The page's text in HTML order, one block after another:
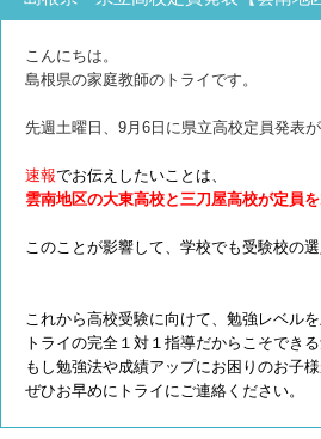
こんにちは。
島根県の家庭教師のトライです。
先週土曜日、9月6日に県立高校定員発表が
速報でお伝えしたいことは、
雲南地区の大東高校と三刀屋高校が定員
このことが影響して、学校でも受験校の
これから高校受験に向けて、勉強レベル
トライの完全１対１指導だからこそでき
もし勉強法や成績アップにお困りのお子様
ぜひお早めにトライにご連絡ください。